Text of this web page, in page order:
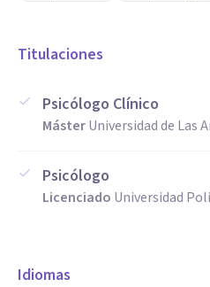
Titulaciones
Psicólogo Clínico
MásterUniversidad de Las
Psicólogo
Licenciado Universidad
Idiomas